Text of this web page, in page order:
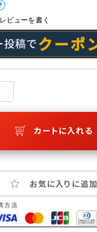
レビューを書く
カートに入れる
お気に入りに追加